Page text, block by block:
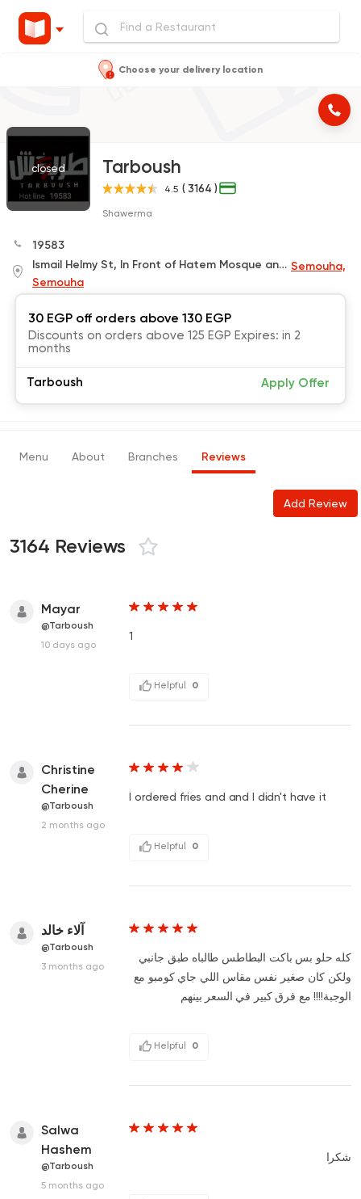
Choose your delivery location
closed Tarboush
4.5 ( 3164 )
Shawerma
19583
Ismail Helmy St, In Front of Hatem Mosque and Next to Bedouin Coffee Semouha,
Semouha
30 EGP off orders above 130 EGP
Discounts on orders above 125 EGP Expires: in 2
months
Tarboush Apply Offer
Menu About Branches Reviews
Add Review
3164 Reviews
Mayar
@Tarboush
10 days ago
1
Helpful 0
Christine
Cherine
@Tarboush
2 months ago
I ordered fries and and I didn't have it
Helpful 0
آلاء خالد
@Tarboush
3 months ago
كله حلو بس باكت البطاطس طالباه طبق جانبي
ولكن كان صغير نفس مقاس اللي جاي كومبو مع
الوجبة!!!! مع فرق كبير في السعر بينهم
Helpful 0
Salwa
Hashem
@Tarboush
5 months ago
شكرا